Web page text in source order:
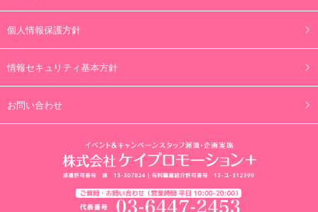
個人情報保護方針
情報セキュリティ基本方針
お問い合わせ